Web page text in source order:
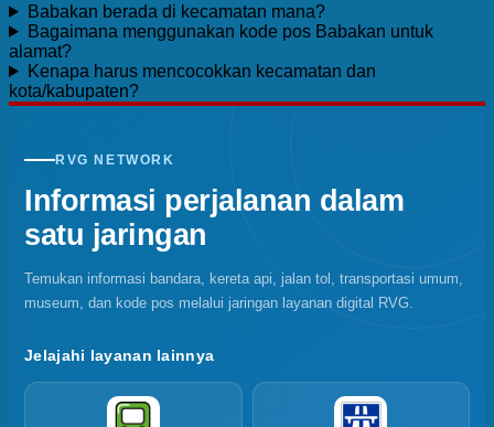
Babakan berada di kecamatan mana?
Bagaimana menggunakan kode pos Babakan untuk
alamat?
Kenapa harus mencocokkan kecamatan dan
kota/kabupaten?
RVG NETWORK
Informasi perjalanan dalam
satu jaringan
Temukan informasi bandara, kereta api, jalan tol, transportasi umum,
museum, dan kode pos melalui jaringan layanan digital RVG.
Jelajahi layanan lainnya